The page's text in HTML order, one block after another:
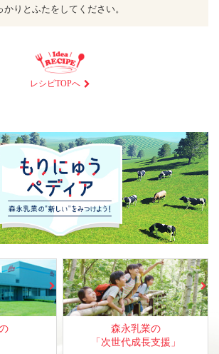
りとふたをしてください。
レシピTOPへ
森永乳業の
「次世代成長支援」